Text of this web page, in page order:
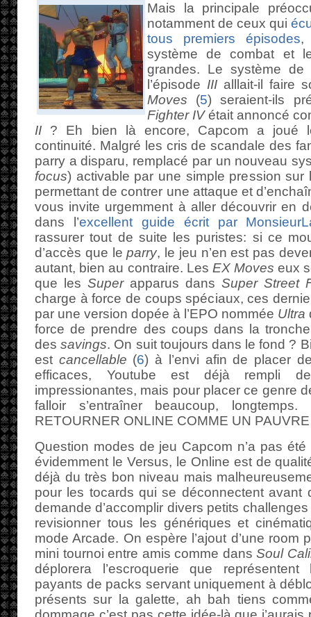
Mais la principale
notamment de ceux qui
tous premiers épisodes,
système de combat et
grandes. Le système de
l’épisode IIIalllait-il faire
Moves (5) seraient-ils
Fighter IVétait annoncé
II ? Eh bien là encore, Capcom a joué
continuité. Malgré les cris de scandale des
parry a disparu, remplacé par un nouveau
focus) activable par une simple pression
permettant de contrer une attaque et
vous invite urgemment à aller découvrir en
dans l’excellent guide écrit par
rassurer tout de suite les puristes: si ce
d’accès que leparry, le jeu n’en est pas
autant, bien au contraire. Les EX Moves eux
que les Superapparus dans Super Street
charge à force de coups spéciaux, ces
par une version dopée à l’EPO nommée Ultra
force de prendre des coups dans la
dessavings. On suit toujours dans le fond ?
est cancellable (6) à l’envi afin de placer
efficaces, Youtube est déjà rempli
impressionantes, mais pour placer ce genre
falloir s’entraîner beaucoup,
RETOURNER ONLINE COMME UN
Question modes de jeu Capcom n’a pas
évidemment le Versus, le Online est de
déjà du très bon niveau mais
pour les tocards qui se déconnectent avant
demande d’accomplir divers petits
revisionner tous les génériques et
mode Arcade. On espère l’ajout d’une room
mini tournoi entre amis comme dans Soul
déplorera l’escroquerie que
payants de packs servant uniquement à
présents sur la galette, ah bah tiens